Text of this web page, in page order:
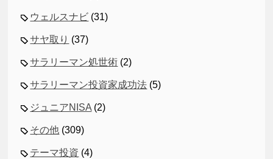
ウェルスナビ (31)
サヤ取り (37)
サラリーマン処世術 (2)
サラリーマン投資家成功法 (5)
ジュニアNISA (2)
その他 (309)
テーマ投資 (4)